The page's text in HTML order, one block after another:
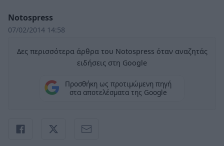
Notospress
07/02/2014 14:58
Δες περισσότερα άρθρα του Notospress όταν αναζητάς
ειδήσεις στη Google
Προσθήκη ως προτιμώμενη πηγή
στα αποτελέσματα της Google